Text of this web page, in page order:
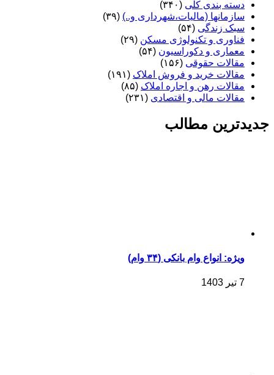
دسته بندی کلی (۳۴۰)
سازمانها (مالیات،شهرداری و..) (۳۹)
سبک زندگی (۵۴)
فناوری و تکنولوژی مسکن (۲۹)
معماری و دکوراسیون (۵۴)
مقالات حقوقی (۱۵۶)
مقالات خرید و فروش املاک (۱۹۱)
مقالات رهن و اجاره املاک (۸۵)
مقالات مالی و اقتصادی (۲۳۱)
جدیدترین مطالب
ویژه: انواع وام بانکی (۳۴ وام)
7 تیر 1403